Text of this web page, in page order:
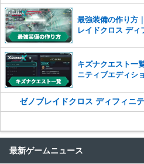
最強装備の作り方
レイドクロス ディ
キズナクエスト一
ニティブエディショ
ゼノブレイドクロス ディフィニ
最新ゲームニュース